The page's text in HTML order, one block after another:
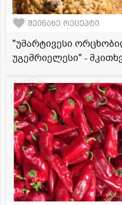
შეინახე რეცეპტი
"უმარტივესი
უგემრიელესი" -